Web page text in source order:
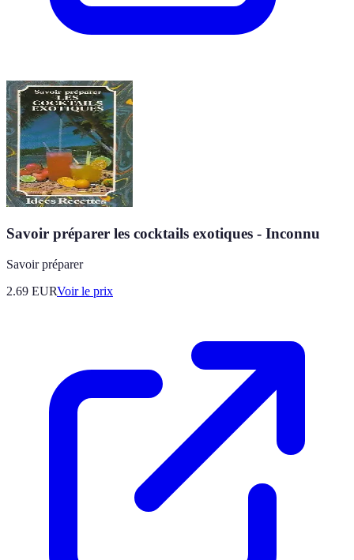
Savoir préparer les cocktails exotiques - Inconnu
Savoir préparer
2.69 EURVoir le prix